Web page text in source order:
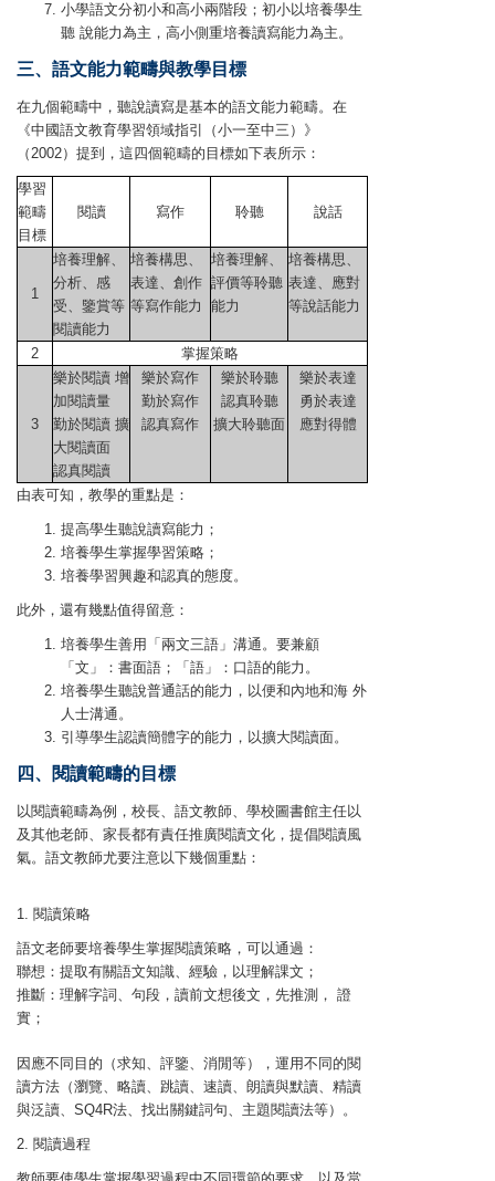
小學語文分初小和高小兩階段；初小以培養學生
聽 說能力為主，高小側重培養讀寫能力為主。
三、語文能力範疇與教學目標
在九個範疇中，聽說讀寫是基本的語文能力範疇。在
《中國語文教育學習領域指引（小一至中三）》
（2002）提到，這四個範疇的目標如下表所示：
學習
範疇
目標
閱讀 寫作 聆聽 說話
1
培養理解、
分析、感
受、鑒賞等
閱讀能力
培養構思、
表達、創作
等寫作能力
培養理解、
評價等聆聽
能力
培養構思、
表達、應對
等說話能力
2 掌握策略
3
樂於閱讀 增
加閱讀量
勤於閱讀 擴
大閱讀面
認真閱讀
樂於寫作
勤於寫作
認真寫作
樂於聆聽
認真聆聽
擴大聆聽面
樂於表達
勇於表達
應對得體
由表可知，教學的重點是：
提高學生聽說讀寫能力；
培養學生掌握學習策略；
培養學習興趣和認真的態度。
此外，還有幾點值得留意：
培養學生善用「兩文三語」溝通。要兼顧
「文」：書面語；「語」：口語的能力。
培養學生聽說普通話的能力，以便和內地和海 外
人士溝通。
引導學生認讀簡體字的能力，以擴大閱讀面。
四、閱讀範疇的目標
以閱讀範疇為例，校長、語文教師、學校圖書館主任以
及其他老師、家長都有責任推廣閱讀文化，提倡閱讀風
氣。語文教師尤要注意以下幾個重點：
1. 閱讀策略
語文老師要培養學生掌握閱讀策略，可以通過：
聯想：提取有關語文知識、經驗，以理解課文；
推斷：理解字詞、句段，讀前文想後文，先推測， 證
實；
因應不同目的（求知、評鑒、消閒等），運用不同的閱
讀方法（瀏覽、略讀、跳讀、速讀、朗讀與默讀、精讀
與泛讀、SQ4R法、找出關鍵詞句、主題閱讀法等）。
2. 閱讀過程